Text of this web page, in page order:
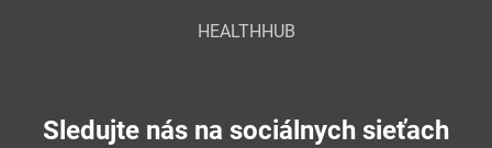
HEALTHHUB
Sledujte nás na sociálnych sieťach